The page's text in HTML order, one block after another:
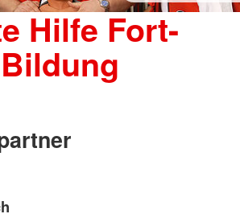
Hilfe Fort-
Bildung